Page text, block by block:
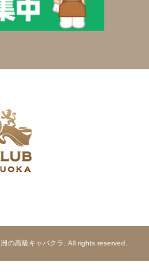
の高級キャバクラ. All rights reserved.